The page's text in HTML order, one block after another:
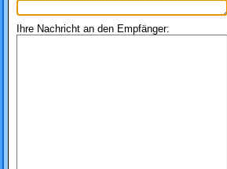
Ihre Nachricht an den Empfänger: